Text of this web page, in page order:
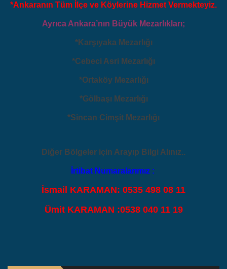
*Ankaranın Tüm İlçe ve Köylerine Hizmet Vermekteyiz.
Ayrıca Ankara’nın Büyük Mezarlıkları;
*Karşıyaka Mezarlığı
*Cebeci Asri Mezarlığı
*Ortaköy Mezarlığı
*Gölbaşı Mezarlığı
*Sincan Cimşit Mezarlığı
Diğer Bölgeler için Arayıp Bilgi Alınız..
İrtibat Numaralarımız :
İsmail KARAMAN: 0535 498 08 11
Ümit KARAMAN :0538 040 11 19